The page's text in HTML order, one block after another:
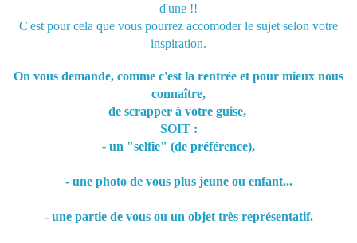
d'une !!
C'est pour cela que vous pourrez accomoder le sujet selon votre
inspiration.
On vous demande, comme c'est la rentrée et pour mieux nous
connaître,
de scrapper à votre guise,
SOIT :
- un "selfie" (de préférence),
- une photo de vous plus jeune ou enfant...
- une partie de vous ou un objet très représentatif.